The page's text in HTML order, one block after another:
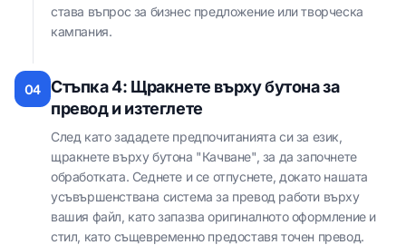
става въпрос за бизнес предложение или творческа
кампания.
04
Стъпка 4: Щракнете върху бутона за
превод и изтеглете
След като зададете предпочитанията си за език,
щракнете върху бутона "Качване", за да започнете
обработката. Седнете и се отпуснете, докато нашата
усъвършенствана система за превод работи върху
вашия файл, като запазва оригиналното оформление и
стил, като същевременно предоставя точен превод.